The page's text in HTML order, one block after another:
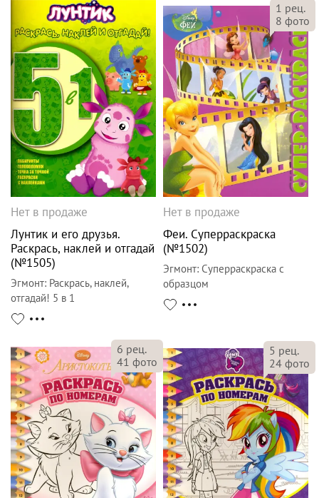
Нет в продаже
Лунтик и его друзья.
Раскрась, наклей и отгадай
(№1505)
Эгмонт: Раскрась, наклей,
отгадай! 5 в 1
1 рец.
8 фото
Нет в продаже
Феи. Суперраскраска
(№1502)
Эгмонт: Суперраскраска с
образцом
6 рец.
41 фото
5 рец.
24 фото